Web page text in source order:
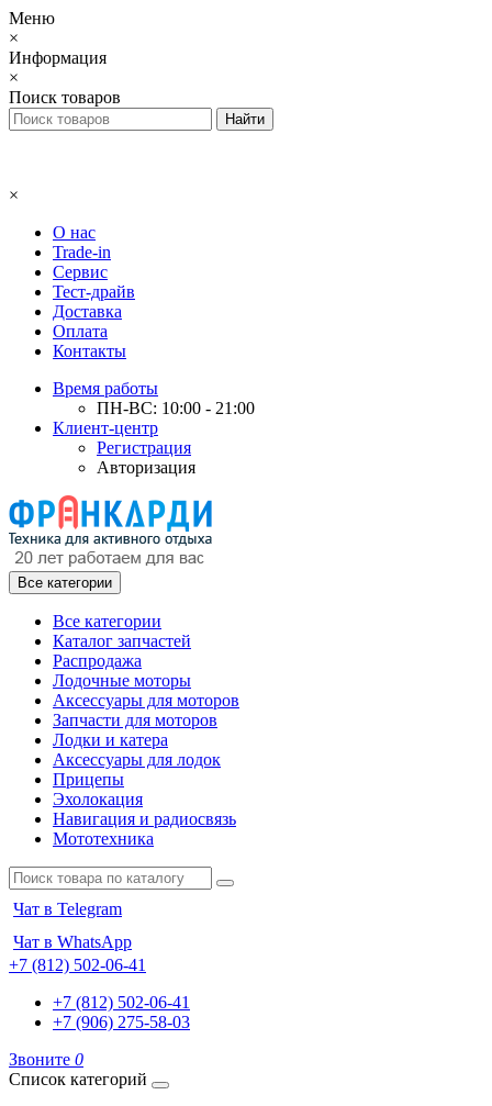
Меню
×
Информация
×
Поиск товаров
×
О нас
Trade-in
Сервис
Тест-драйв
Доставка
Оплата
Контакты
Время работы
ПН-ВС: 10:00 - 21:00
Клиент-центр
Регистрация
Авторизация
Все категории
Все категории
Каталог запчастей
Распродажа
Лодочные моторы
Аксессуары для моторов
Запчасти для моторов
Лодки и катера
Аксессуары для лодок
Прицепы
Эхолокация
Навигация и радиосвязь
Мототехника
Чат в Telegram
Чат в WhatsApp
+7 (812) 502-06-41
+7 (812) 502-06-41
+7 (906) 275-58-03
Звоните 0
Список категорий